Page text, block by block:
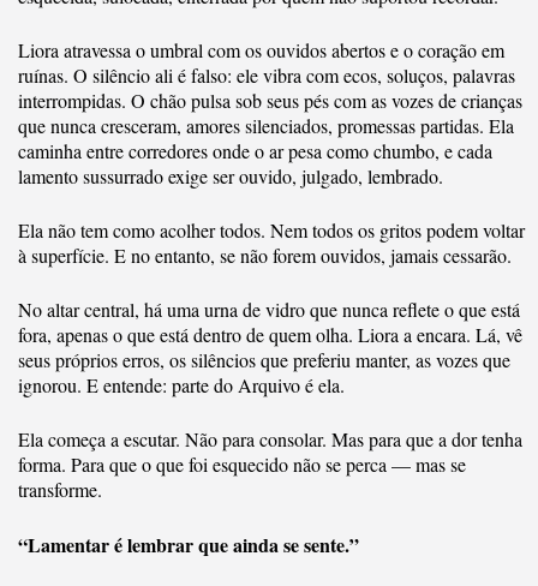
Liora atravessa o umbral com os ouvidos abertos e o coração em
ruínas. O silêncio ali é falso: ele vibra com ecos, soluços, palavras
interrompidas. O chão pulsa sob seus pés com as vozes de crianças
que nunca cresceram, amores silenciados, promessas partidas. Ela
caminha entre corredores onde o ar pesa como chumbo, e cada
lamento sussurrado exige ser ouvido, julgado, lembrado.
Ela não tem como acolher todos. Nem todos os gritos podem voltar
à superfície. E no entanto, se não forem ouvidos, jamais cessarão.
No altar central, há uma urna de vidro que nunca reflete o que está
fora, apenas o que está dentro de quem olha. Liora a encara. Lá, vê
seus próprios erros, os silêncios que preferiu manter, as vozes que
ignorou. E entende: parte do Arquivo é ela.
Ela começa a escutar. Não para consolar. Mas para que a dor tenha
forma. Para que o que foi esquecido não se perca — mas se
transforme.
“Lamentar é lembrar que ainda se sente.”